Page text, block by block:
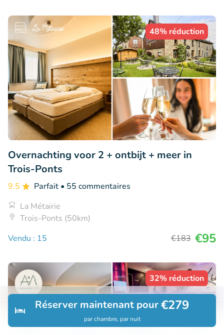
Rechercher Réservations
Réserver maintenant pour€279
par chambre, par nuit
48% réduction
Overnachting voor 2 + ontbijt + meer in
Trois-Ponts
9.5 Parfait • 55 commentaires
La Métairie
Trois-Ponts (50km)
Vendu : 15
€183 €95
32% réduction